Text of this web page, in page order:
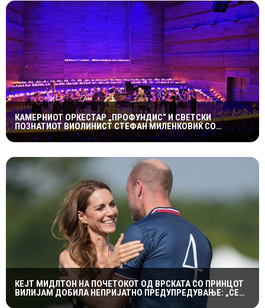
КАМЕРНИОТ ОРКЕСТАР „ПРОФУНДИС“ И СВЕТСКИ
ПОЗНАТИОТ ВИОЛИНИСТ СТЕФАН МИЛЕНКОВИЌ СО
СПЕКТАКУЛАРЕН „CANDLELIGHT“ КОНЦЕРТ НА „ОХРИДСКО
ЛЕТО“
КЕЈТ МИДЛТОН НА ПОЧЕТОКОТ ОД ВРСКАТА СО ПРИНЦОТ
ВИЛИЈАМ ДОБИЛА НЕПРИЈАТНО ПРЕДУПРЕДУВАЊЕ: „СЕ
МАЖИШ ВО ПОГРЕШНО СЕМЕЈСТВО“